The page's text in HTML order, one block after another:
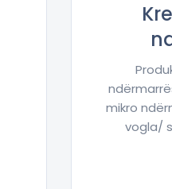
mikro
vogla/